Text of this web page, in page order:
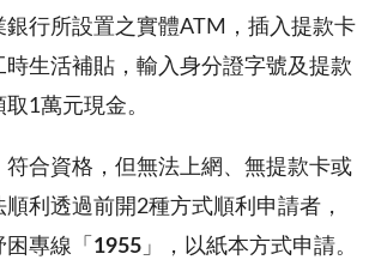
銀行所設置之實體ATM
，插入提款卡
生活補貼，輸入身分證字號及提款
取1萬元現金。
符合資格，但無法上網、無提款卡或
利透過前開2種方式順利申請者，
專線「 1955 」，以紙本方式申請。